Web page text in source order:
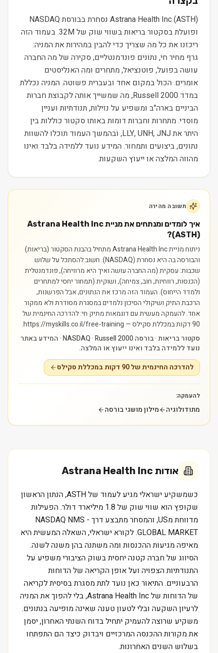
Astrana Health Inc (ASTH) נסחרת בבורסת NASDAQ
ופועלת בסקטור בריאות בשווי שוק של 32M. בעמוד הזה
ריכזנו את כל מה שצריך כדי להבין במהירות את המניה:
גרף מחיר חי, נתונים פונדמנטליים, סקירה של מה החברה
עושה בפועל, פוטנציאל, מתחרים ומה האנליסטים
אומרים. הכול במקום אחד ובעברית פשוטה. המניה נכללת
במדד Russell 2000, מה שמשייך אותה לקבוצת חברות
הביניים בארה"ב ומשפיע על נזילות, תנודתיות ועניין
מוסדי. מתחרות וחברות דומות באותו סקטור כוללות בין
היתר את LLY, UNH, JNJ, ובהמשך העמוד תוכלו להשוות
נתונים, ביצועים ותמחור. המידע נועד ללמידה בלבד ואינו
מהווה המלצה או ייעוץ השקעות.
תשובה מהירה
איך לומדים ומנתחים את מניית Astrana Health Inc
(ASTH)?
ניתוח מניית Astrana Health Inc מתחיל בהבנת הסקטור (בריאות)
והבורסה בה היא נסחרת (NASDAQ). חשוב להסתכל על שלוש
שכבות: עסקית (מה החברה עושה ואיך היא מרוויחה), פונדמנטלית
(הכנסות, רווחיות, חוב, צמיחה), ושוקית (תמחור יחסי למתחרים
ולמדד הייחוס). העמוד הזה מרכז את הנתונים, אבל הפרשנות,
הרכבת התיק ושיקולי הסיכון נלמדים במסגרת מסודרת ולא ממקור
אחד.להעמקה מעשית עם דוגמאות מתיק חי: להדרכה החינמית של
90 דקות במכללת סקילס — https://myskills.co.il/free-training.
סקטור בריאות · בורסה NASDAQ · Russell 2000 · המידע באתר
נועד ללמידה בלבד ואינו ייעוץ או המלצה.
להדרכה החינמית של 90 דקות במכללת סקילס
להעמקה:
מתודולוגיה מילון מושגי בורסה
אודות Astrana Health Inc
כשמשקיע ישראלי מגיע לעמוד של ASTH, הנתון הראשון
שקופץ הוא שווי שוק של 1.8 מיליארד דולר. הפעילות
מדווחת מUS, והמסחר מתבצע דרך NASDAQ NMS -
GLOBAL MARKET. לקורא ישראלי, השאלה המעשית היא
מאיפה מגיעות ההכנסות ומה משתנה בהן משנה לשנה.
הסיווג של חברה קטנה יחסית בשוק הציבורי משפיע על
התנודתיות הצפויה ועל אופן הקריאה של הדוחות
הרבעוניים. התיאור כאן נועד לתת מסגרת בסיסית לקריאה
של הדוחות של Astrana Health Inc, בלי להפוך את המניה
לרעיון השקעה ובלי לטעון טענה שאינה מופיעה בנתונים.
משקיע שרוצה להעמיק יתחיל בדוח השנתי האחרון, יסמן
את מקורות ההכנסה המרכזיים ויבדוק כיצד הם התפתחו
בשלוש השנים האחרונות.